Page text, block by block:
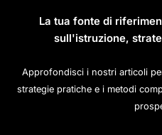
La tua fonte di
sull'istruzione,
Approfondisci i nostri articoli
strategie pratiche e i metodi